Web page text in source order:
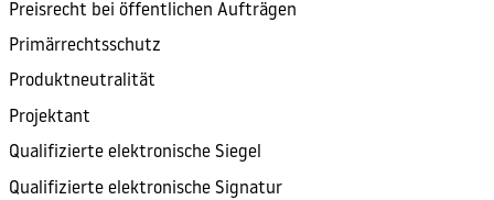
Preisrecht bei öffentlichen Aufträgen
Primärrechtsschutz
Produktneutralität
Projektant
Qualifizierte elektronische Siegel
Qualifizierte elektronische Signatur